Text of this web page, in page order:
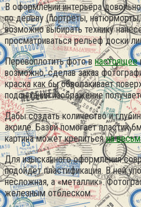
В оформлении интерьера
по дереву (портреты,
возможно выбирать технику
просматриваться рельеф доски
Перевоплотить фото в настоящее
возможно, сделав заказ
краска как бы обволакивает
подсыхания изображение
Дабы создать количество и
акриле. Базой помогает пластик
картина может крепитьсяна
Для изысканного оформления
подойдет пластификация. В ней
несложная, а «металлик».
железным отблеском.